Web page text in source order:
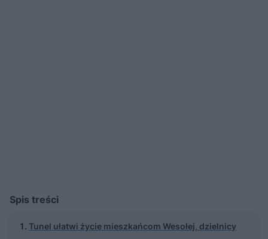
Spis treści
Tunel ułatwi życie mieszkańcom Wesołej, dzielnicy